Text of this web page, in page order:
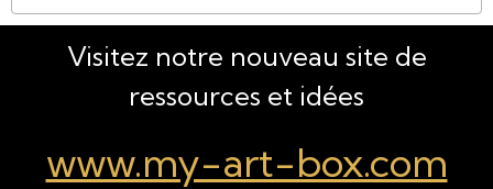
Visitez notre nouveau site de
ressources et idées
www.my-art-box.com